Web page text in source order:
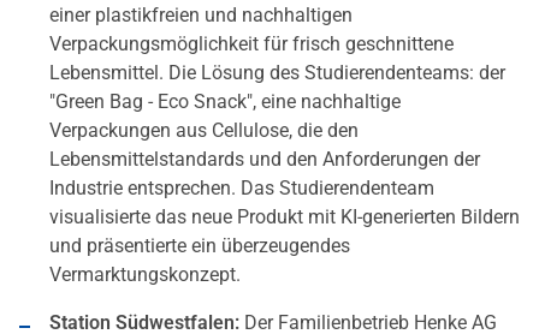
einer plastikfreien und nachhaltigen
Verpackungsmöglichkeit für frisch geschnittene
Lebensmittel. Die Lösung des Studierendenteams: der
"Green Bag - Eco Snack", eine nachhaltige
Verpackungen aus Cellulose, die den
Lebensmittelstandards und den Anforderungen der
Industrie entsprechen. Das Studierendenteam
visualisierte das neue Produkt mit KI-generierten Bildern
und präsentierte ein überzeugendes
Vermarktungskonzept.
Station Südwestfalen: Der Familienbetrieb Henke AG